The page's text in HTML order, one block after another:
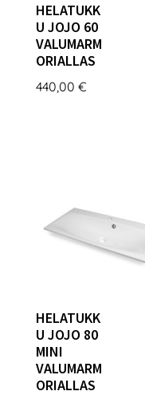
HELATUKK
U JOJO 60
VALUMARM
ORIALLAS
440,00 €
HELATUKK
U JOJO 80
MINI
VALUMARM
ORIALLAS